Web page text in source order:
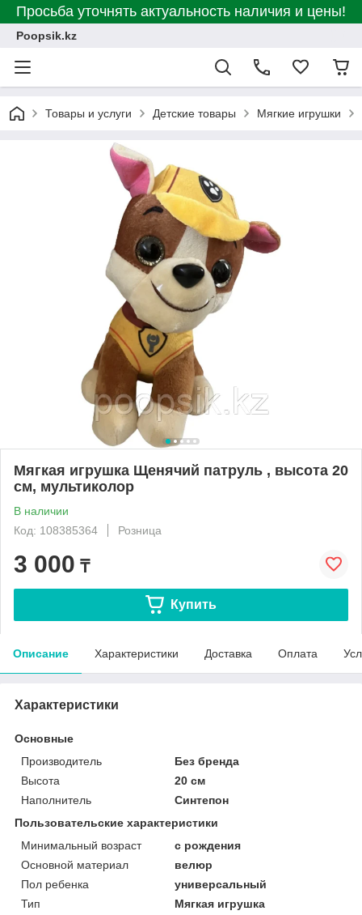
Просьба уточнять актуальность наличия и цены!
Poopsik.kz
Товары и услуги Детские товары Мягкие игрушки
Мягкая игрушка Щенячий патруль , высота 20
см, мультиколор
В наличии
Код: 108385364
Розница
3 000 ₸
Купить
Описание Характеристики Доставка Оплата
Характеристики
Основные
Производитель
Без бренда
Высота
20 см
Наполнитель
Синтепон
Пользовательские характеристики
Минимальный возраст
с рождения
Основной материал
велюр
Пол ребенка
универсальный
Тип
Мягкая игрушка